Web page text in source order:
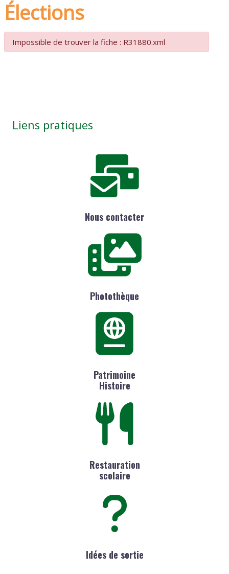
Élections
Impossible de trouver la fiche : R31880.xml
Liens pratiques
Nous contacter
Photothèque
Patrimoine
Histoire
Restauration
scolaire
Idées de sortie